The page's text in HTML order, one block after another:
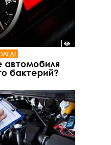
автомобиля
бактерий?